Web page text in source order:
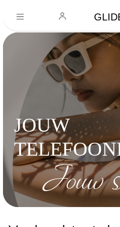
JOUW
Jouw